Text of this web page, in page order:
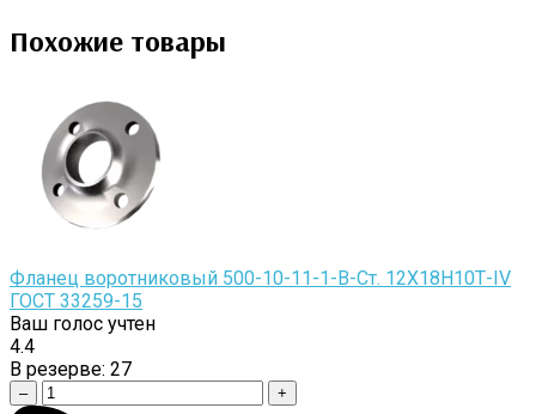
Похожие товары
Фланец воротниковый 500-10-11-1-B-Cт. 12Х18Н10Т-IV
ГОСТ 33259-15
Ваш голос учтен
4.4
В резерве: 27
– +